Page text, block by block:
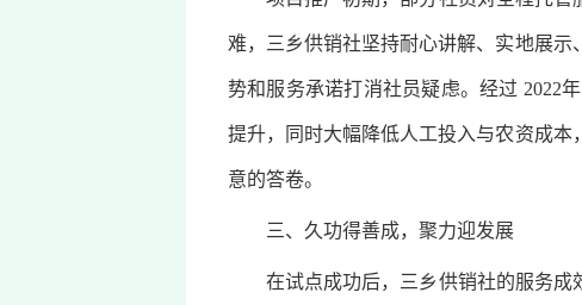
难，三乡供销社坚持耐心讲解、实地展
势和服务承诺打消社员疑虑。经过 2022
提升，同时大幅降低人工投入与农资成
意的答卷。
三、久功得善成，聚力迎发展
在试点成功后，三乡供销社的服务成